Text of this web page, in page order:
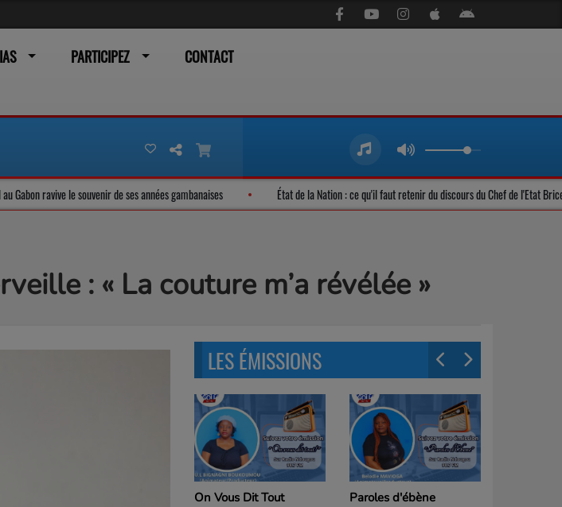
PARTICIPEZ CONTACT
de Shell au Gabon ravive le souvenir de ses années gambanaises État de la Nation : ce qu'il faut retenir du discours du
: « La couture m’a révélée »
LES ÉMISSIONS
Paroles d'ébène Bonjour Ndougou